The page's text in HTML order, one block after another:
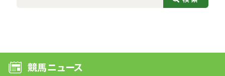
競馬ニュース